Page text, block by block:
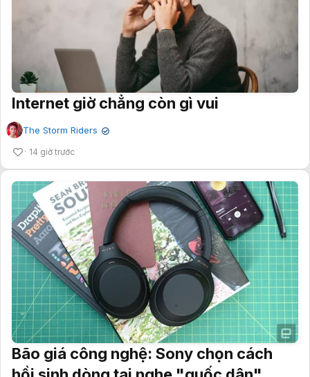
Internet giờ chẳng còn gì vui
The Storm Riders ✔
14 giờ trước
Bão giá công nghệ: Sony chọn cách